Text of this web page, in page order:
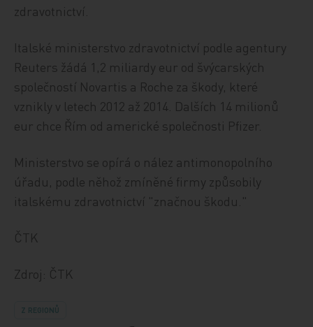
zdravotnictví.
Italské ministerstvo zdravotnictví podle agentury
Reuters žádá 1,2 miliardy eur od švýcarských
společností Novartis a Roche za škody, které
vznikly v letech 2012 až 2014. Dalších 14 milionů
eur chce Řím od americké společnosti Pfizer.
Ministerstvo se opírá o nález antimonopolního
úřadu, podle něhož zmíněné firmy způsobily
italskému zdravotnictví "značnou škodu."
ČTK
Zdroj: ČTK
Z REGIONŮ